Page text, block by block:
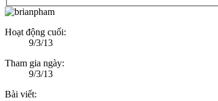
Hoạt động cuối:
9/3/13
Tham gia ngày:
9/3/13
Bài viết: